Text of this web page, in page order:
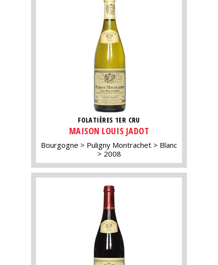
FOLATIÈRES 1ER CRU
MAISON LOUIS JADOT
Bourgogne Puligny Montrachet
Blanc
2008